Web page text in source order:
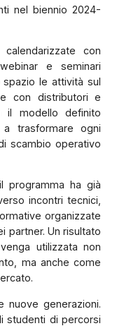
nel biennio 2024-
con
e seminari
le attività sul
con distributori e
il modello definito
a trasformare ogni
scambio operativo
programma ha già
incontri tecnici,
organizzate
partner. Un risultato
utilizzata non
ma anche come
nuove generazioni.
studenti di percorsi